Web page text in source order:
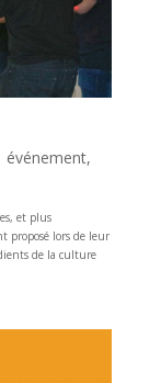
événement,
et plus
proposé lors de leur
de la culture